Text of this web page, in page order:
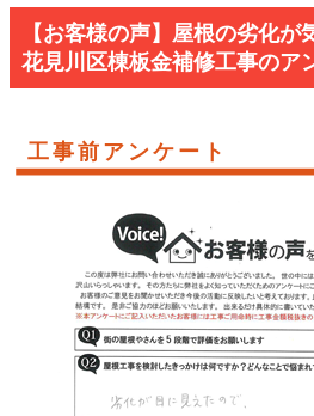
【お客様の声】屋根の劣化が
花見川区棟板金補修工事のア
工事前アンケート